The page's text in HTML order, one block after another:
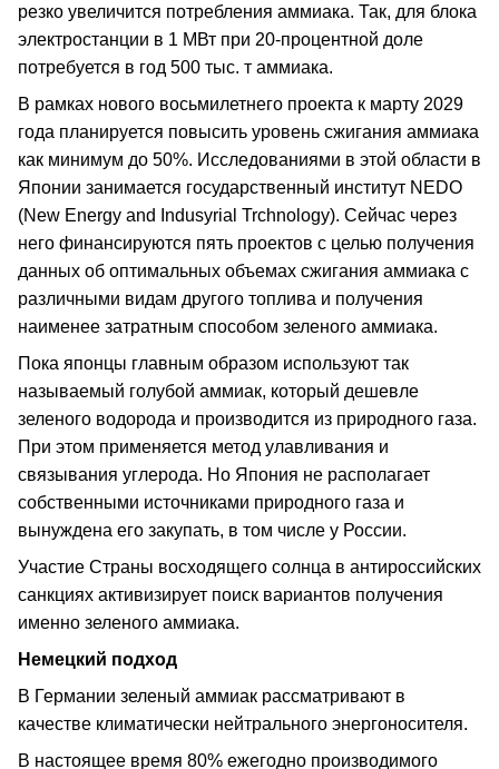
резко увеличится потребления аммиака. Так, для блока
электростанции в 1 МВт при 20-процентной доле
потребуется в год 500 тыс. т аммиака.
В рамках нового восьмилетнего проекта к марту 2029
года планируется повысить уровень сжигания аммиака
как минимум до 50%. Исследованиями в этой области в
Японии занимается государственный институт NEDO
(New Energy and Indusyrial Trchnology). Сейчас через
него финансируются пять проектов с целью получения
данных об оптимальных объемах сжигания аммиака с
различными видам другого топлива и получения
наименее затратным способом зеленого аммиака.
Пока японцы главным образом используют так
называемый голубой аммиак, который дешевле
зеленого водорода и производится из природного газа.
При этом применяется метод улавливания и
связывания углерода. Но Япония не располагает
собственными источниками природного газа и
вынуждена его закупать, в том числе у России.
Участие Страны восходящего солнца в антироссийских
санкциях активизирует поиск вариантов получения
именно зеленого аммиака.
Немецкий подход
В Германии зеленый аммиак рассматривают в
качестве климатически нейтрального энергоносителя.
В настоящее время 80% ежегодно производимого